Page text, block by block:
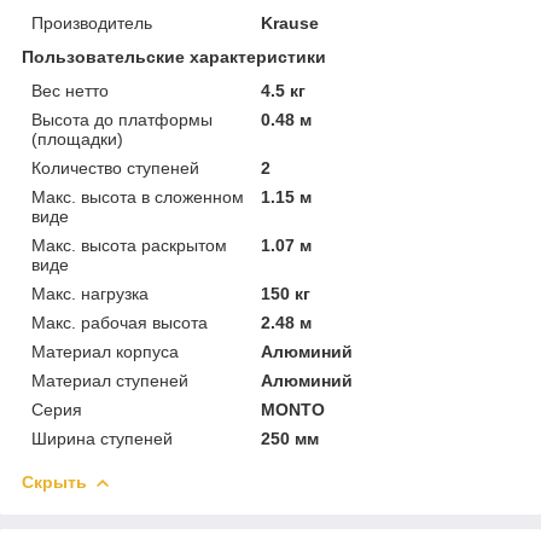
Производитель
Krause
Пользовательские характеристики
Вес нетто
4.5 кг
Высота до платформы
(площадки)
0.48 м
Количество ступеней
2
Макс. высота в сложенном
виде
1.15 м
Макс. высота раскрытом
виде
1.07 м
Макс. нагрузка
150 кг
Макс. рабочая высота
2.48 м
Материал корпуса
Алюминий
Материал ступеней
Алюминий
Серия
MONTO
Ширина ступеней
250 мм
Скрыть